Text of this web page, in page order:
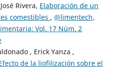
Rivera, Elaboración de un
comestibles , @limentech,
Vol. 17 Núm. 2
, Erick Yanza ,
de la liofilización sobre el